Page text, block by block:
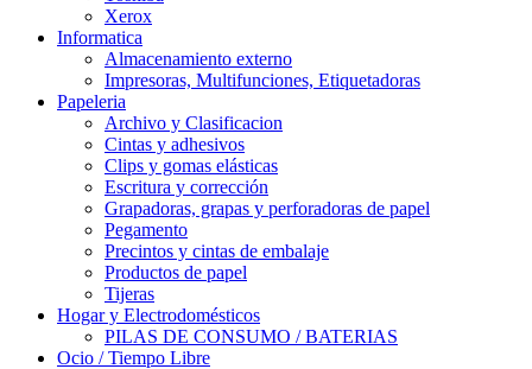
Xerox
Informatica
Almacenamiento externo
Impresoras, Multifunciones, Etiquetadoras
Papeleria
Archivo y Clasificacion
Cintas y adhesivos
Clips y gomas elásticas
Escritura y corrección
Grapadoras, grapas y perforadoras de papel
Pegamento
Precintos y cintas de embalaje
Productos de papel
Tijeras
Hogar y Electrodomésticos
PILAS DE CONSUMO / BATERIAS
Ocio / Tiempo Libre